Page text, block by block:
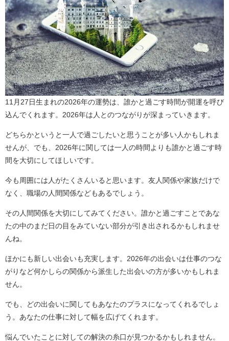
11月27日生まれの2026年の運勢は、誰かと過ごす時間が開運を呼び
込んでくれます。2026年は人とのつながりが深まっていきます。
どちらかというと一人で過ごしたいと思うことが多い人かもしれま
せんが、でも、2026年に関しては一人の時間よりも誰かと過ごす時
間を大切にしてほしいです。
今も周囲には人がたくさんいると思います。友人関係や家族だけで
なく、職場の人間関係などもあるでしょう。
その人間関係を大切にしてみてください。誰かと過ごすことであな
たの中のまだ日の目をみていない部分が引き出されるかもしれませ
んね。
ほかにも新しい出会いも充実します。2026年の出会いは仕事のつな
がりなど何かしらの関係から派生した出会いの方が多いかもしれま
せん。
でも、どの出会いに関してもあなたのプラスになってくれるでしょ
う。あなたの仕事に対して幅を広げてくれます。
悩んでいたことに対しての解決の糸口が見つかるかもしれません。